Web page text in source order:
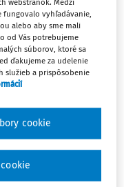
za bolesť a o
uplatnenia v znení
č. 437/2004 Z. z.")
aj napriek tomu
otázky.
nesúlad § 9 ods. 7
webstránok. Medzi
fungovalo vyhľadávanie,
alebo aby sme mali
od Vás potrebujeme
súborov, ktoré sa
ďakujeme za udelenie
služieb a prispôsobenie
cookie